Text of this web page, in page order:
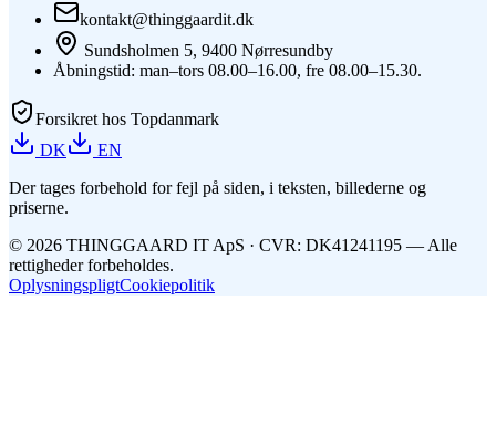
kontakt@thinggaardit.dk
Sundsholmen 5, 9400 Nørresundby
Åbningstid: man–tors 08.00–16.00, fre 08.00–15.30.
Forsikret hos Topdanmark
DK
EN
Der tages forbehold for fejl på siden, i teksten, billederne og
priserne.
© 2026 THINGGAARD IT ApS · CVR: DK41241195 — Alle
rettigheder forbeholdes.
OplysningspligtCookiepolitik